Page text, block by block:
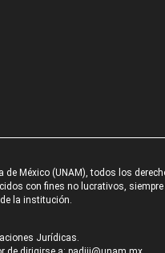
México (UNAM), todos los
con fines no lucrativos,
la institución.
Jurídicas.